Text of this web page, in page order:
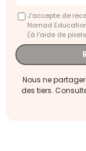
J'accepte de
Nomad
(à l’aide de
Nous ne
des tiers.